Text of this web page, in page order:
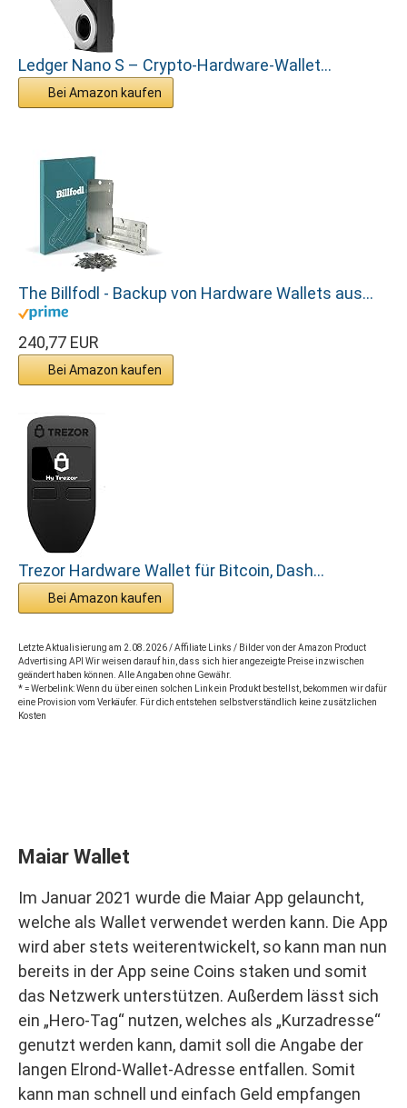
Ledger Nano S – Crypto-Hardware-Wallet...
Bei Amazon kaufen
The Billfodl - Backup von Hardware Wallets aus...
240,77 EUR
Bei Amazon kaufen
Trezor Hardware Wallet für Bitcoin, Dash...
Bei Amazon kaufen
Letzte Aktualisierung am 2.08.2026 / Affiliate Links / Bilder von der Amazon Product
Advertising API Wir weisen darauf hin, dass sich hier angezeigte Preise inzwischen
geändert haben können. Alle Angaben ohne Gewähr.
* = Werbelink: Wenn du über einen solchen Link ein Produkt bestellst, bekommen wir dafür
eine Provision vom Verkäufer. Für dich entstehen selbstverständlich keine zusätzlichen
Kosten
Maiar Wallet
Im Januar 2021 wurde die Maiar App gelauncht,
welche als Wallet verwendet werden kann. Die App
wird aber stets weiterentwickelt, so kann man nun
bereits in der App seine Coins staken und somit
das Netzwerk unterstützen. Außerdem lässt sich
ein „Hero-Tag“ nutzen, welches als „Kurzadresse“
genutzt werden kann, damit soll die Angabe der
langen Elrond-Wallet-Adresse entfallen. Somit
kann man schnell und einfach Geld empfangen